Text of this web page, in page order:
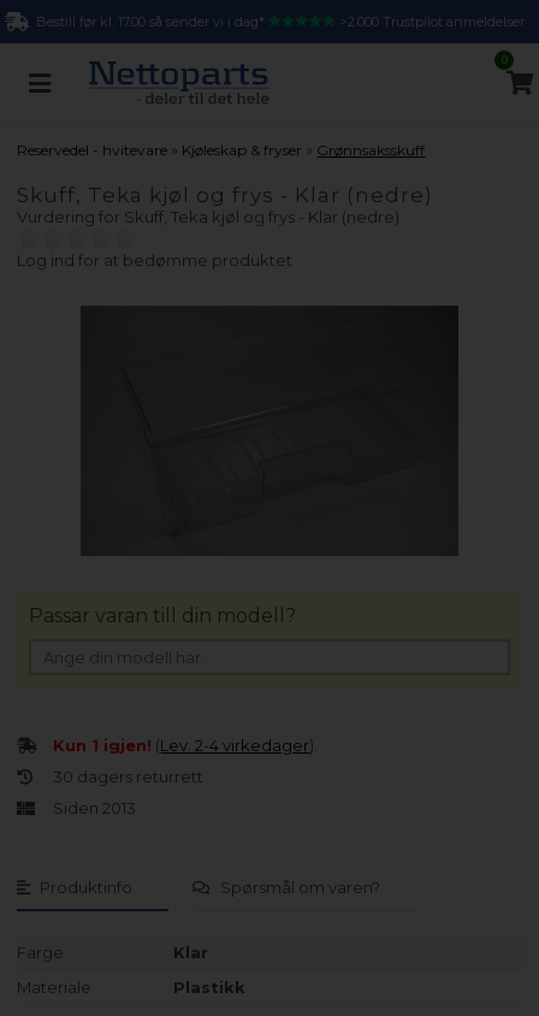
Bestill før kl. 17.00 så sender vi i dag* >2.000 Trustpilot anmeldelser
0
Reservedel - hvitevare » Kjøleskap & fryser » Grønnsaksskuff
Skuff, Teka kjøl og frys - Klar (nedre)
Vurdering for Skuff, Teka kjøl og frys - Klar (nedre)
Log ind for at bedømme produktet
Produktinfo Spørsmål om varen?
Farge
Klar
Materiale
Plastikk
Kun 1 igjen! (Lev. 2-4 virkedager).
30 dagers returrett
Siden 2013
Passar varan till din modell?